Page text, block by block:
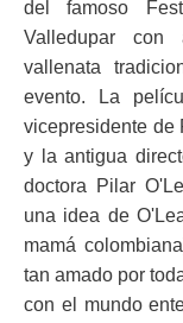
del famoso
Valledupar con
vallenata
evento. La
vicepresidente de
y la antigua
doctora Pilar
una idea de
mamá
tan amado por
con el mundo